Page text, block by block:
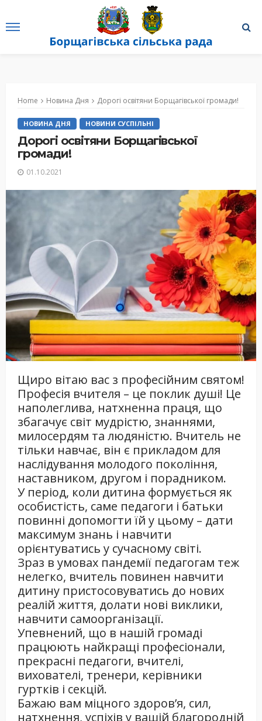
Home Новина Дня Дорогі освітяни Борщагівської громади!
НОВИНА ДНЯ НОВИНИ СУСПІЛЬНІ
Дорогі освітяни Борщагівської
громади!
01.10.2021
Щиро вітаю вас з професійним святом!
Професія вчителя – це поклик душі! Це
наполеглива, натхненна праця, що
збагачує світ мудрістю, знаннями,
милосердям та людяністю. Вчитель не
тільки навчає, він є прикладом для
наслідування молодого покоління,
наставником, другом і порадником.
У період, коли дитина формується як
особистість, саме педагоги і батьки
повинні допомогти їй у цьому – дати
максимум знань і навчити
орієнтуватись у сучасному світі.
Зраз в умовах пандемії педагогам теж
нелегко, вчитель повинен навчити
дитину пристосовуватись до нових
реалій життя, долати нові виклики,
навчити самоорганізації.
Упевнений, що в нашій громаді
працюють найкращі професіонали,
прекрасні педагоги, вчителі,
вихователі, тренери, керівники
гуртків і секцій.
Бажаю вам міцного здоров’я, сил,
натхнення, успіхів у вашій благородній